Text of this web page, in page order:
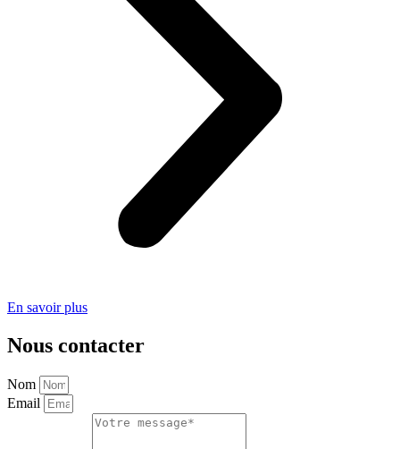
En savoir plus
Nous contacter
Nom
Email